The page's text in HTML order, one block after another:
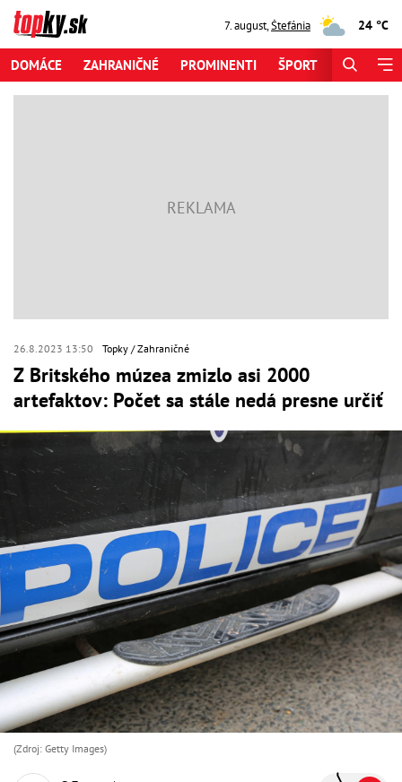
7. august,Štefánia 24 °C
DOMÁCE ZAHRANIČNÉ PROMINENTI ŠPORT
26.8.2023 13:50 Topky Zahraničné
Z Britského múzea zmizlo asi 2000
artefaktov: Počet sa stále nedá presne určiť
(Zdroj: Getty Images)